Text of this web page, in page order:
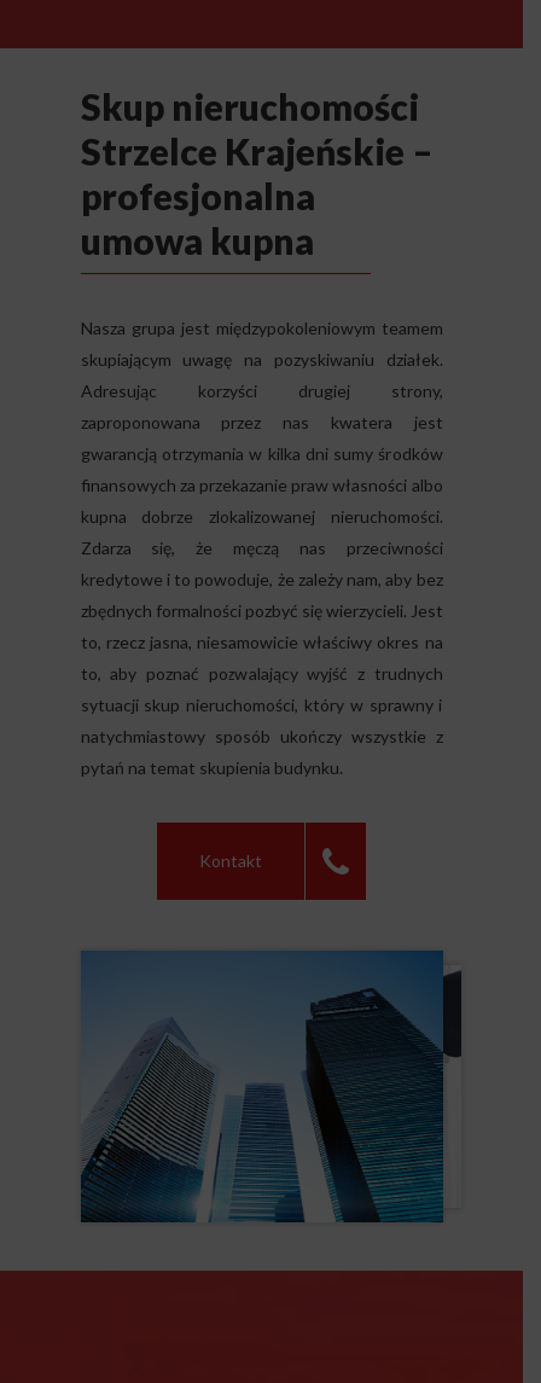
Skup nieruchomości
Strzelce Krajeńskie –
profesjonalna
umowa kupna
Nasza grupa jest międzypokoleniowym teamem
skupiającym uwagę na pozyskiwaniu działek.
Adresując korzyści drugiej strony,
zaproponowana przez nas kwatera jest
gwarancją otrzymania w kilka dni sumy środków
finansowych za przekazanie praw własności albo
kupna dobrze zlokalizowanej nieruchomości.
Zdarza się, że męczą nas przeciwności
kredytowe i to powoduje, że zależy nam, aby bez
zbędnych formalności pozbyć się wierzycieli. Jest
to, rzecz jasna, niesamowicie właściwy okres na
to, aby poznać pozwalający wyjść z trudnych
sytuacji skup nieruchomości, który w sprawny i
natychmiastowy sposób ukończy wszystkie z
pytań na temat skupienia budynku.
Kontakt